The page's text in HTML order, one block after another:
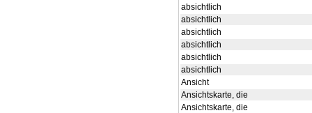
absichtlich
absichtlich
absichtlich
absichtlich
absichtlich
absichtlich
Ansicht
Ansichtskarte, die
Ansichtskarte, die